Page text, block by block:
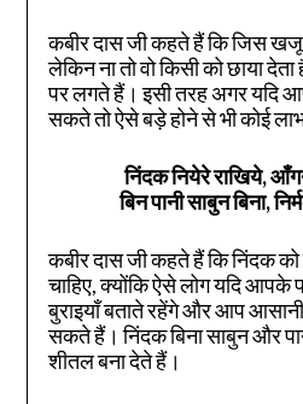
कबीर दास जी कहते हैं कि जिस
लेकिन ना तो वो किसी को छाया
पर लगते हैं। इसी तरह अगर यदि
सकते तो ऐसे बड़े होने से भी कोई
निंदक नियेरे राखिये,
बिन पानी साबुन बिना,
कबीर दास जी कहते हैं कि निंदक
चाहिए, क्योंकि ऐसे लोग यदि
बुराइयाँ बताते रहेंगे और आप
सकते हैं। निंदक बिना साबुन और
शीतल बना देते हैं।